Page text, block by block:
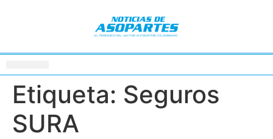
Etiqueta: Seguros
SURA